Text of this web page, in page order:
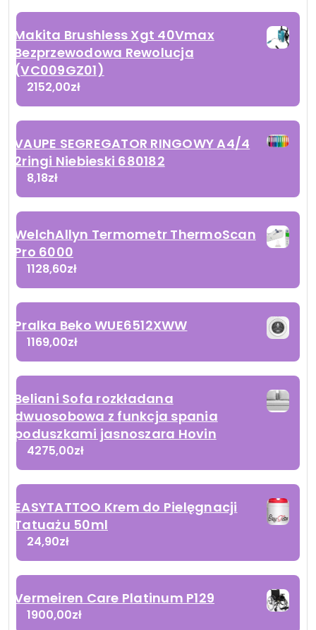
Makita Brushless Xgt 40Vmax
Bezprzewodowa Rewolucja
(VC009GZ01)
2152,00zł
VAUPE SEGREGATOR RINGOWY A4/4
2ringi Niebieski 680182
8,18zł
WelchAllyn Termometr ThermoScan
Pro 6000
1128,60zł
Pralka Beko WUE6512XWW
1169,00zł
Beliani Sofa rozkładana
dwuosobowa z funkcja spania
poduszkami jasnoszara Hovin
4275,00zł
EASYTATTOO Krem do Pielęgnacji
Tatuażu 50ml
24,90zł
Vermeiren Care Platinum P129
1900,00zł